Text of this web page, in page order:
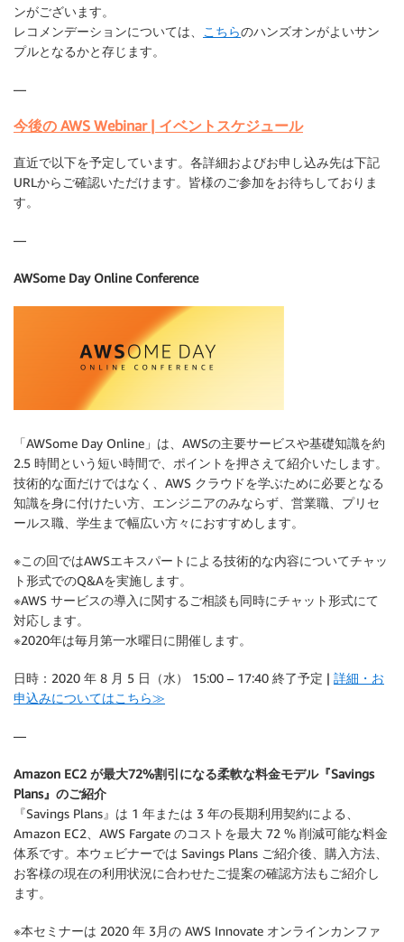
ンがございます。
レコメンデーションについては、
こちらのハンズオンがよいサン
プルとなるかと存じます。
—
今後の AWS Webinar | イベントスケジュール
直近で以下を予定しています。各詳細およびお申し込み先は下記
URLからご確認いただけます。皆様のご参加をお待ちしておりま
す。
—
AWSome Day Online Conference
「AWSome Day Online」は、AWSの主要サービスや基礎知識を約
2.5 時間という短い時間で、ポイントを押さえて紹介いたします。
技術的な面だけではなく、AWS クラウドを学ぶために必要となる
知識を身に付けたい方、エンジニアのみならず、営業職、プリセ
ールス職、学生まで幅広い方々におすすめします。
※この回ではAWSエキスパートによる技術的な内容についてチャッ
ト形式でのQ&Aを実施します。
※AWS サービスの導入に関するご相談も同時にチャット形式にて
対応します。
※2020年は毎月第一水曜日に開催します。
日時：2020 年 8 月 5 日（水） 15:00 – 17:40 終了予定 | 詳細・お
申込みについてはこちら≫
—
Amazon EC2 が最大72%割引になる柔軟な料金モデル『Savings
Plans』のご紹介
『Savings Plans』は 1 年または 3 年の長期利用契約による、
Amazon EC2、AWS Fargate のコストを最大 72 % 削減可能な料金
体系です。本ウェビナーでは Savings Plans ご紹介後、購入方法、
お客様の現在の利用状況に合わせたご提案の確認方法もご紹介し
ます。
※本セミナーは 2020 年 3月の AWS Innovate オンラインカンファ